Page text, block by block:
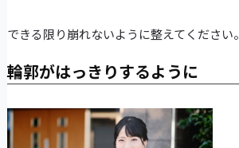
できる限り崩れないように整えてください。
輪郭がはっきりするように